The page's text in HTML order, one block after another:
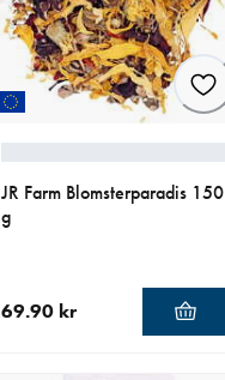
JR Farm Blomsterparadis 150
g
69.90 kr